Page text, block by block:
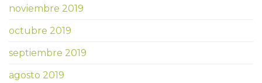
noviembre 2019
octubre 2019
septiembre 2019
agosto 2019